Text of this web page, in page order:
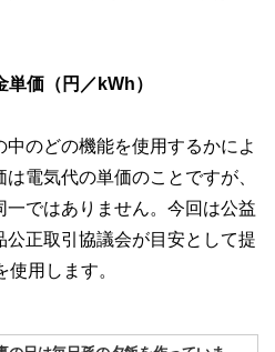
単価（円／kWh）
のどの機能を使用するかによ
電気代の単価のことですが、
ではありません。今回は公益
正取引協議会が目安として提
用します。